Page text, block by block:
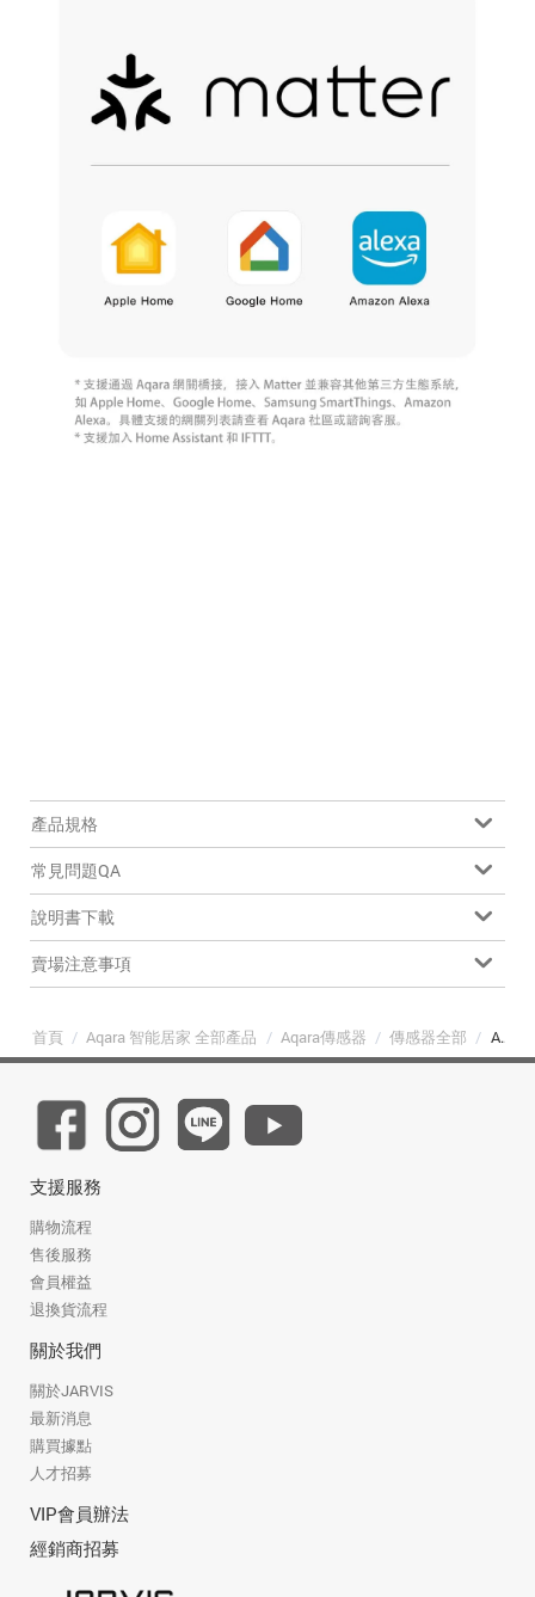
產品規格
常見問題QA
說明書下載
賣場注意事項
首頁 / Aqara 智能居家 全部產品 / Aqara傳感器 / 傳感器全部 / Aqara FP1E 存在感測器
支援服務
購物流程
售後服務
會員權益
退換貨流程
關於我們
關於JARVIS
最新消息
購買據點
人才招募
VIP會員辦法
經銷商招募